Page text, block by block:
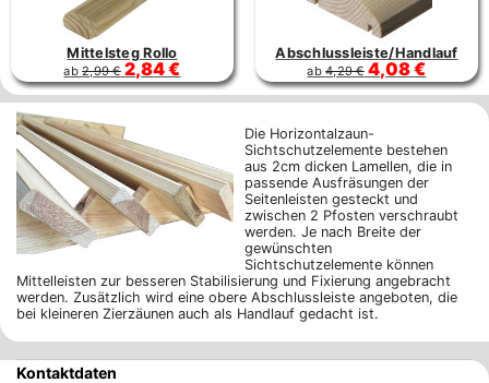
Mittelsteg Rollo
ab2,99 € 2,84 €
Abschlussleiste/Handlauf
ab4,29 € 4,08 €
Die Horizontalzaun-
Sichtschutzelemente bestehen
aus 2cm dicken Lamellen, die in
passende Ausfräsungen der
Seitenleisten gesteckt und
zwischen 2 Pfosten verschraubt
werden. Je nach Breite der
gewünschten
Sichtschutzelemente können
Mittelleisten zur besseren Stabilisierung und Fixierung angebracht
werden. Zusätzlich wird eine obere Abschlussleiste angeboten, die
bei kleineren Zierzäunen auch als Handlauf gedacht ist.
Kontaktdaten